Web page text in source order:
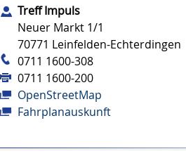
Treff Impuls
Neuer Markt 1/1
70771 Leinfelden-Echterdingen
0711 1600-308
0711 1600-200
OpenStreetMap
Fahrplanauskunft